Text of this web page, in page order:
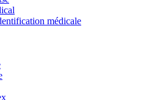
médicale